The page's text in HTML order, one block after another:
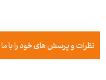
نظرات و پرسش های خود را با